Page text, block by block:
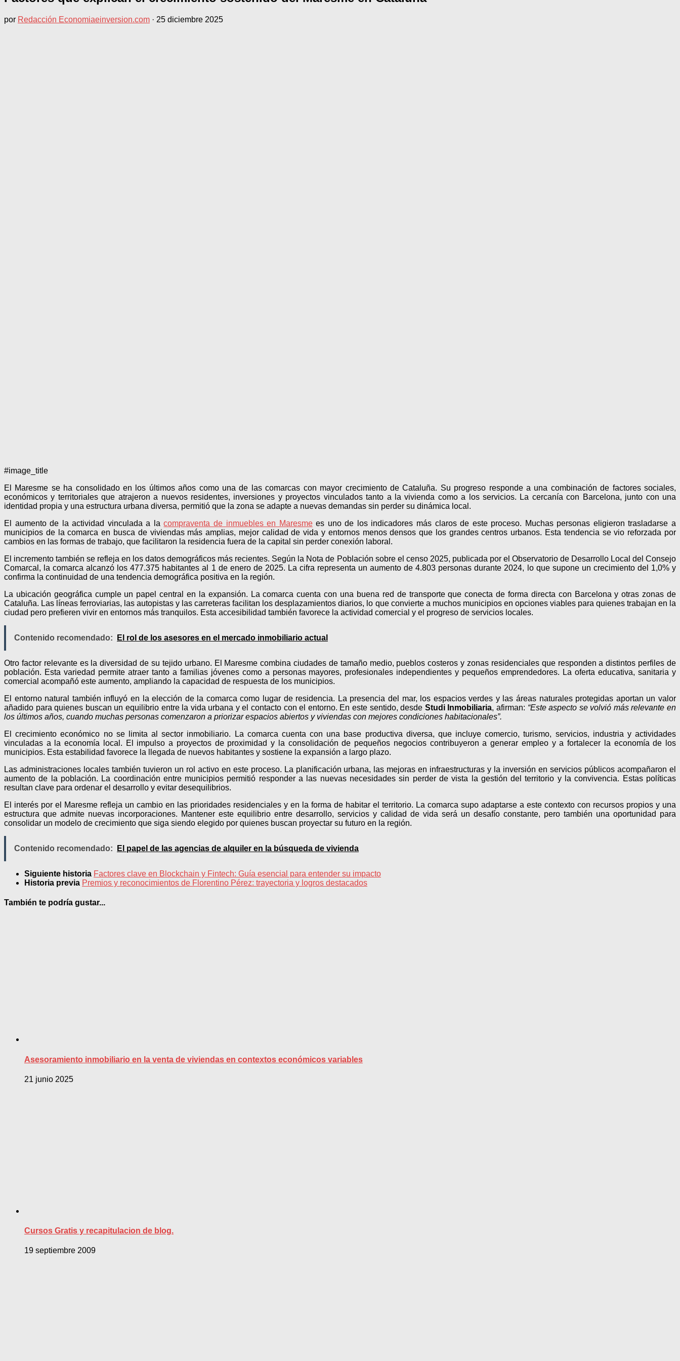
por Redacción Economiaeinversion.com · 25 diciembre 2025
#image_title
El Maresme se ha consolidado en los últimos años como una de las comarcas con mayor crecimiento de Cataluña. Su progreso responde a una combinación de factores sociales,
económicos y territoriales que atrajeron a nuevos residentes, inversiones y proyectos vinculados tanto a la vivienda como a los servicios. La cercanía con Barcelona, junto con una
identidad propia y una estructura urbana diversa, permitió que la zona se adapte a nuevas demandas sin perder su dinámica local.
El aumento de la actividad vinculada a lacompraventa de inmuebles en Maresmees uno de los indicadores más claros de este proceso. Muchas personas eligieron trasladarse a
municipios de la comarca en busca de viviendas más amplias, mejor calidad de vida y entornos menos densos que los grandes centros urbanos. Esta tendencia se vio reforzada por
cambios en las formas de trabajo, que facilitaron la residencia fuera de la capital sin perder conexión laboral.
El incremento también se refleja en los datos demográficos más recientes. Según la Nota de Población sobre el censo 2025, publicada por el Observatorio de Desarrollo Local del Consejo
Comarcal, la comarca alcanzó los 477.375 habitantes al 1 de enero de 2025. La cifra representa un aumento de 4.803 personas durante 2024, lo que supone un crecimiento del 1,0% y
confirma la continuidad de una tendencia demográfica positiva en la región.
La ubicación geográfica cumple un papel central en la expansión. La comarca cuenta con una buena red de transporte que conecta de forma directa con Barcelona y otras zonas de
Cataluña. Las líneas ferroviarias, las autopistas y las carreteras facilitan los desplazamientos diarios, lo que convierte a muchos municipios en opciones viables para quienes trabajan en la
ciudad pero prefieren vivir en entornos más tranquilos. Esta accesibilidad también favorece la actividad comercial y el progreso de servicios locales.
Contenido recomendado: El rol de los asesores en el mercado inmobiliario actual
Otro factor relevante es la diversidad de su tejido urbano. El Maresme combina ciudades de tamaño medio, pueblos costeros y zonas residenciales que responden a distintos perfiles de
población. Esta variedad permite atraer tanto a familias jóvenes como a personas mayores, profesionales independientes y pequeños emprendedores. La oferta educativa, sanitaria y
comercial acompañó este aumento, ampliando la capacidad de respuesta de los municipios.
El entorno natural también influyó en la elección de la comarca como lugar de residencia. La presencia del mar, los espacios verdes y las áreas naturales protegidas aportan un valor
añadido para quienes buscan un equilibrio entre la vida urbana y el contacto con el entorno. En este sentido, desde Studi Inmobiliaria, afirman: “Este aspecto se volvió más relevante en
los últimos años, cuando muchas personas comenzaron a priorizar espacios abiertos y viviendas con mejores condiciones habitacionales”.
El crecimiento económico no se limita al sector inmobiliario. La comarca cuenta con una base productiva diversa, que incluye comercio, turismo, servicios, industria y actividades
vinculadas a la economía local. El impulso a proyectos de proximidad y la consolidación de pequeños negocios contribuyeron a generar empleo y a fortalecer la economía de los
municipios. Esta estabilidad favorece la llegada de nuevos habitantes y sostiene la expansión a largo plazo.
Las administraciones locales también tuvieron un rol activo en este proceso. La planificación urbana, las mejoras en infraestructuras y la inversión en servicios públicos acompañaron el
aumento de la población. La coordinación entre municipios permitió responder a las nuevas necesidades sin perder de vista la gestión del territorio y la convivencia. Estas políticas
resultan clave para ordenar el desarrollo y evitar desequilibrios.
El interés por el Maresme refleja un cambio en las prioridades residenciales y en la forma de habitar el territorio. La comarca supo adaptarse a este contexto con recursos propios y una
estructura que admite nuevas incorporaciones. Mantener este equilibrio entre desarrollo, servicios y calidad de vida será un desafío constante, pero también una oportunidad para
consolidar un modelo de crecimiento que siga siendo elegido por quienes buscan proyectar su futuro en la región.
Contenido recomendado: El papel de las agencias de alquiler en la búsqueda de vivienda
Siguiente historia Factores clave en Blockchain y Fintech: Guía esencial para entender su impacto
Historia previa Premios y reconocimientos de Florentino Pérez: trayectoria y logros destacados
También te podría gustar...
Asesoramiento inmobiliario en la venta de viviendas en contextos económicos variables
21 junio 2025
Cursos Gratis y recapitulacion de blog.
19 septiembre 2009